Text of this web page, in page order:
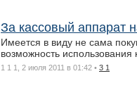
За кассовый аппарат
Имеется в виду не сама
возможность использования
1 1 1, 2 июля 2011 в 01:42 • 3 1